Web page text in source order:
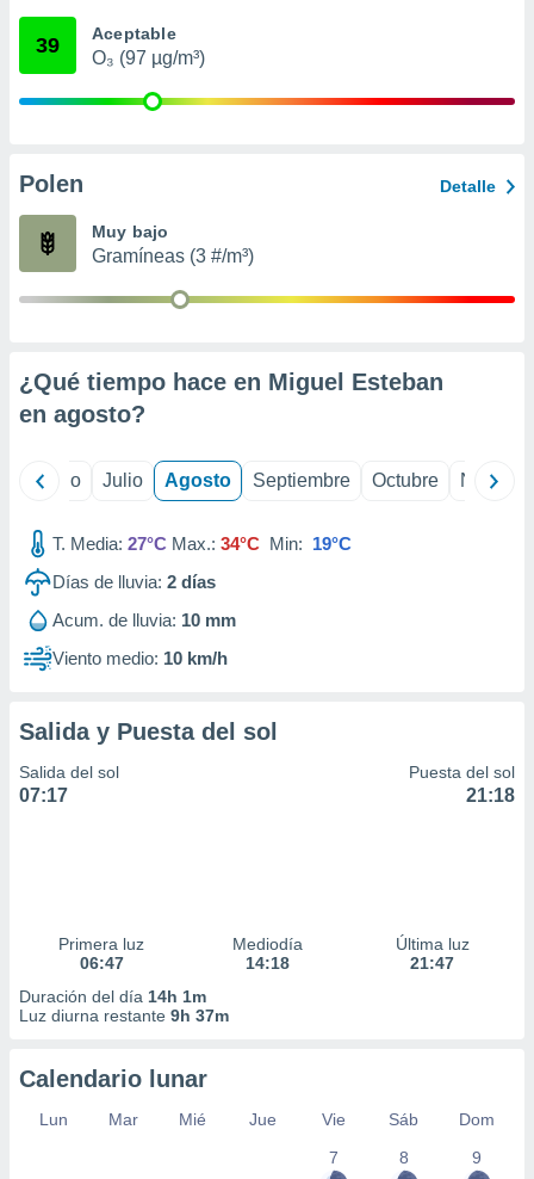
e
publicidad
1199
39 Aceptable
O₃ (97 µg/m³)
Polen Detalle
Muy bajo
Gramíneas (3 #/m³)
¿Qué tiempo hace en Miguel Esteban
en agosto?
Junio Julio Agosto Septiembre Octubre
T. Media: 27°C Max.: 34°C Min: 19°C
Días de lluvia: 2 días
Acum. de lluvia: 10 mm
Viento medio: 10 km/h
Salida y Puesta del sol
Salida del sol
07:17
Puesta del sol
21:18
Primera luz
06:47
Mediodía
14:18
Última luz
21:47
Duración del día 14h 1m
Luz diurna restante 9h 37m
Calendario lunar
Lun Mar Mié Jue Vie Sáb
Dom
7
8 9